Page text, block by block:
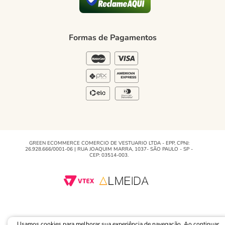
Regulamento e PromoçõesFormas de Pagamentos
GREEN ECOMMERCE COMERCIO DE VESTUARIO LTDA - EPP, CPNJ:
26.928.666/0001-06 | RUA JOAQUIM MARRA, 1037- SÃO PAULO - SP -
CEP: 03514-003.